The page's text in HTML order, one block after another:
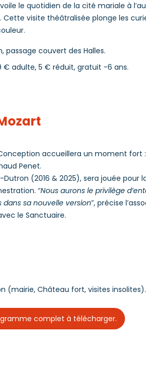
le quotidien de la cité mariale à
visite théâtralisée plonge les
passage couvert des Halles.
€ adulte, 5 € réduit, gratuit -6 ans.
accueillera un moment
Penet.
(2016 & 2025), sera jouée pour
“Nous aurons le privilège
sa nouvelle version”, précise
le Sanctuaire.
(mairie, Château fort, visites insolites).
complet à télécharger.